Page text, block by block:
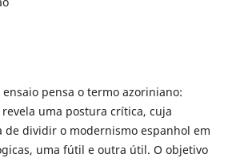
pensa o termo azoriniano:
uma postura crítica, cuja
de dividir o modernismo espanhol em
uma fútil e outra útil. O objetivo